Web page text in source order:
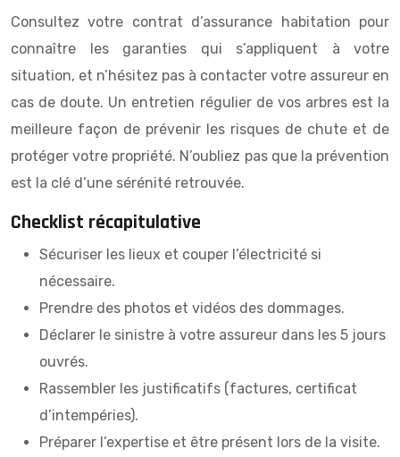
Consultez votre contrat d’assurance habitation pour
connaître les garanties qui s’appliquent à votre
situation, et n’hésitez pas à contacter votre assureur en
cas de doute. Un entretien régulier de vos arbres est la
meilleure façon de prévenir les risques de chute et de
protéger votre propriété. N’oubliez pas que la prévention
est la clé d’une sérénité retrouvée.
Checklist récapitulative
Sécuriser les lieux et couper l’électricité si
nécessaire.
Prendre des photos et vidéos des dommages.
Déclarer le sinistre à votre assureur dans les 5 jours
ouvrés.
Rassembler les justificatifs (factures, certificat
d’intempéries).
Préparer l’expertise et être présent lors de la visite.